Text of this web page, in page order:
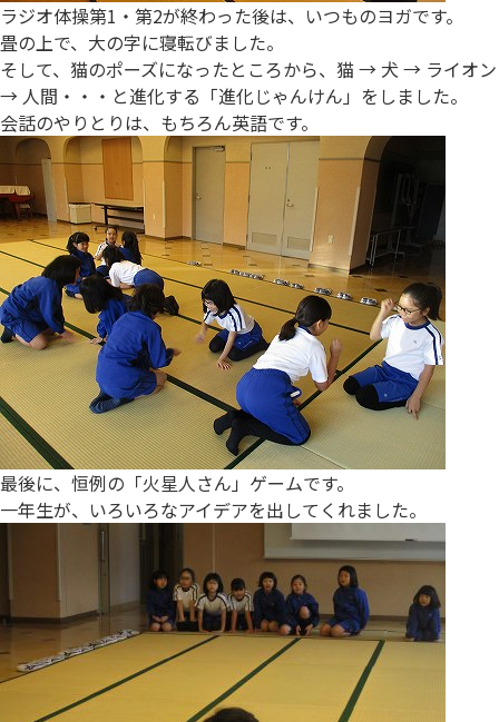
ラジオ体操第1・第2が終わった後は、いつものヨガです。
畳の上で、大の字に寝転びました。
そして、猫のポーズになったところから、猫 → 犬 → ライオン
→ 人間・・・と進化する「進化じゃんけん」をしました。
会話のやりとりは、もちろん英語です。
最後に、恒例の「火星人さん」ゲームです。
一年生が、いろいろなアイデアを出してくれました。